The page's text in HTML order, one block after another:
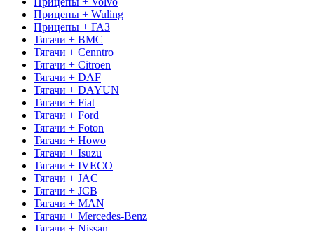
Прицепы + Wuling
Прицепы + ГАЗ
Тягачи + BMC
Тягачи + Cenntro
Тягачи + Citroen
Тягачи + DAF
Тягачи + DAYUN
Тягачи + Fiat
Тягачи + Ford
Тягачи + Foton
Тягачи + Howo
Тягачи + Isuzu
Тягачи + IVECO
Тягачи + JAC
Тягачи + JCB
Тягачи + MAN
Тягачи + Mercedes-Benz
Тягачи + Nissan